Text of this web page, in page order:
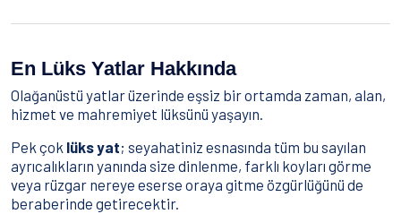
En Lüks Yatlar Hakkında
Olağanüstü yatlar üzerinde eşsiz bir ortamda zaman, alan,
hizmet ve mahremiyet lüksünü yaşayın.
Pek çok lüks yat; seyahatiniz esnasında tüm bu sayılan
ayrıcalıkların yanında size dinlenme, farklı koyları görme
veya rüzgar nereye eserse oraya gitme özgürlüğünü de
beraberinde getirecektir.